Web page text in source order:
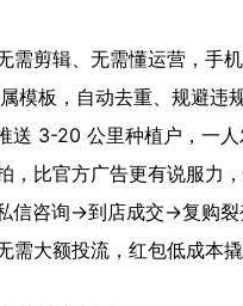
需剪辑、无需懂运营，手
属模板，自动去重、规避
送 3-20 公里种植户，一
，比官方广告更有说服力
信咨询→到店成交→复购裂
需大额投流，红包低成本